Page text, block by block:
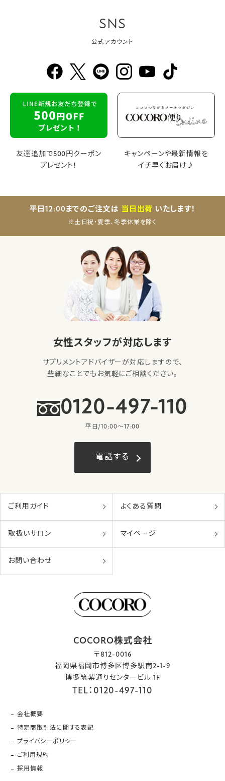
SNS
公式アカウント
友達追加で500円クーポン
プレゼント！
キャンペーンや最新情報を
イチ早くお届け♪
平日12:00までのご注文は 当日出荷 いたします！
※土日祝・夏季、冬季休業を除く
女性スタッフが対応します
サプリメントアドバイザーが対応しますので、
些細なことでもお気軽にご相談ください。
0120-497-110
平日/10:00〜17:00
電話する
ご利用ガイド よくある質問
取扱いサロン マイページ
お問い合わせ
COCORO株式会社
〒812-0016
福岡県福岡市博多区博多駅南2-1-9
博多筑紫通りセンタービル 1F
TEL：0120-497-110
会社概要
特定商取引法に関する表記
プライバシーポリシー
ご利用規約
採用情報